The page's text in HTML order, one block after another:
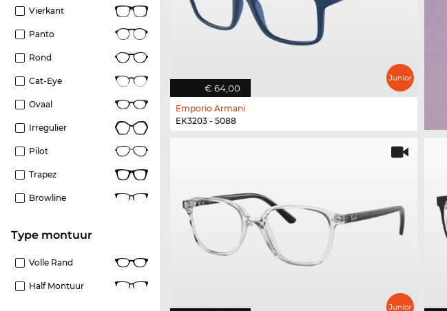
Vierkant
Panto
Rond
Cat-Eye
Ovaal
Irregulier
Pilot
Trapez
Browline
Type montuur
Volle Rand
Half Montuur
€ 64,00
Emporio Armani
EK3203 - 5088